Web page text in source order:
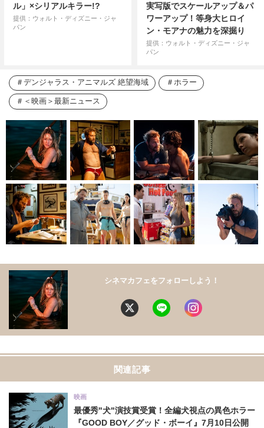
ル」×シリアルキラー!?
提供：ウォルト・ディズニー・ジャ
パン
実写版でスケールアップ＆パ
ワーアップ！等身大ヒロイ
ン・モアナの魅力を深掘り
提供：ウォルト・ディズニー・ジャ
パン
デンジャラス・アニマルズ 絶望海域 ホラー
＜映画＞最新ニュース
シネマカフェをフォローしよう！
関連記事
最優秀"犬"演技賞受賞！全編犬視点の異色ホラー
『GOOD BOY／グッド・ボーイ』7月10日公開
映画